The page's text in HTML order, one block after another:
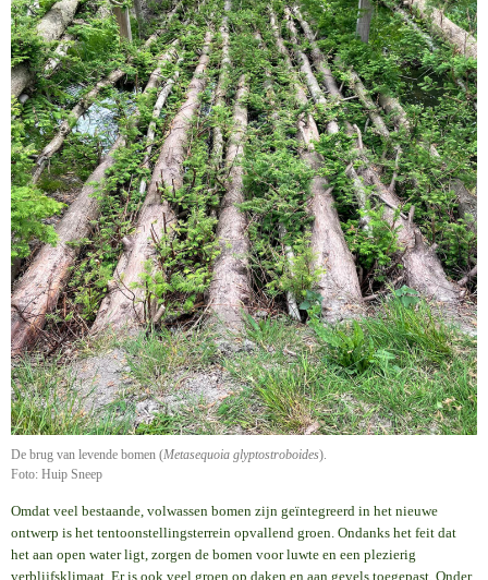
De brug van levende bomen (Metasequoia glyptostroboides).
Foto: Huip Sneep
Omdat veel bestaande, volwassen bomen zijn geïntegreerd in het nieuwe
ontwerp is het tentoonstellingsterrein opvallend groen. Ondanks het feit dat
het aan open water ligt, zorgen de bomen voor luwte en een plezierig
verblijfsklimaat. Er is ook veel groen op daken en aan gevels toegepast. Onder